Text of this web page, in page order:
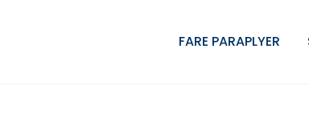
FARE PARAPLYER